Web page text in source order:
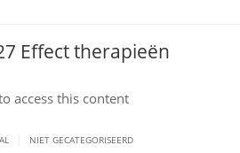
Effect therapieën
access this content
NIET GECATEGORISEERD